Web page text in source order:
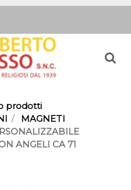
prodotti
MAGNETI
ANGELI CA 71